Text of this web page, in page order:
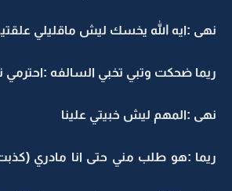
نهى :ايه الله يخسك ليش ماقليلي
ريما ضحكت وتبي تخبي السالفه
نهى :المهم ليش خبيتي علينا
ريما :هو طلب مني حتى انا مادري